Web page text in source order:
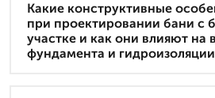
Какие конструктивные
при проектировании бани с
участке и как они влияют на
фундамента и